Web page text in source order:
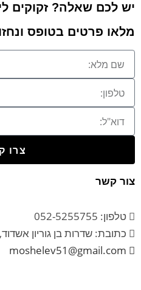
יש לכם שאלה? זקוקים
מלאו פרטים בטופס
צרו
צור קשר
טלפון: 052-5255755
כתובת: שדרות בן גוריון
moshelev51@gmail.com